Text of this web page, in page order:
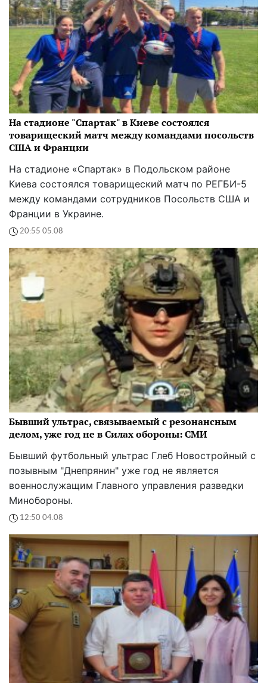
На стадионе "Спартак" в Киеве состоялся
товарищеский матч между командами посольств
США и Франции
На стадионе «Спартак» в Подольском районе
Киева состоялся товарищеский матч по РЕГБИ-5
между командами сотрудников Посольств США и
Франции в Украине.
20:55 05.08
Бывший ультрас, связываемый с резонансным
делом, уже год не в Силах обороны: СМИ
Бывший футбольный ультрас Глеб Новостройный с
позывным "Днепрянин" уже год не является
военнослужащим Главного управления разведки
Минобороны.
12:50 04.08